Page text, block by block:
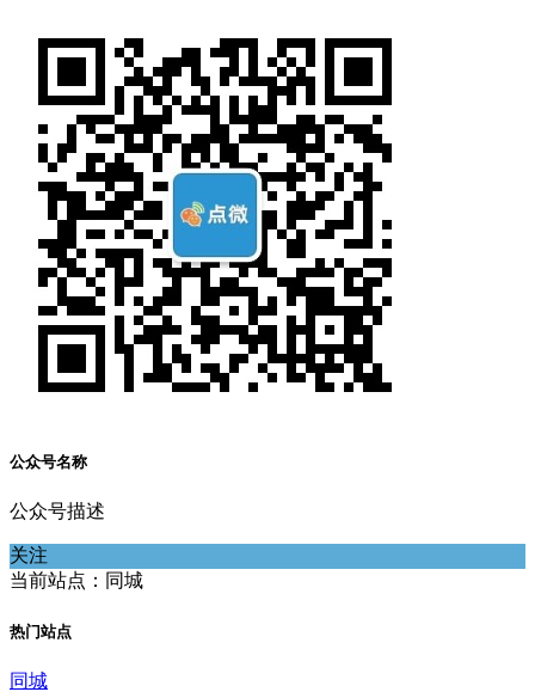
公众号名称
公众号描述
关注
当前站点：同城
热门站点
同城